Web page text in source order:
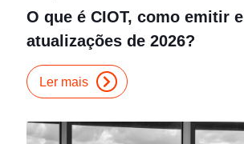
O que é CIOT, como emitir e
atualizações de 2026?
Ler mais